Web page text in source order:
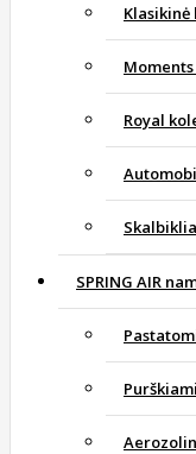
Royal
SPRING AIR